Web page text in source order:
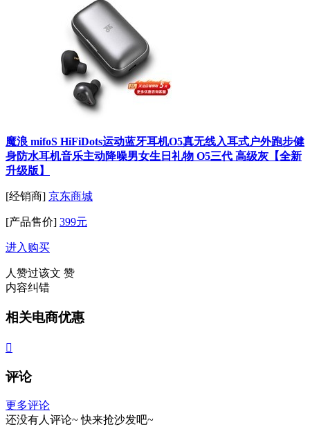
魔浪 mifoS HiFiDots运动蓝牙耳机O5真无线入耳式户外跑步健
身防水耳机音乐主动降噪男女生日礼物 O5三代 高级灰【全新
升级版】
[经销商] 京东商城
[产品售价] 399元
进入购买
人赞过该文 赞
内容纠错
相关电商优惠

评论
更多评论
还没有人评论~ 快来抢沙发吧~